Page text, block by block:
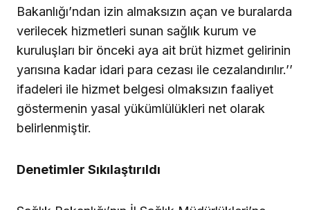
Bakanlığı’ndan izin almaksızın açan ve buralarda
verilecek hizmetleri sunan sağlık kurum ve
kuruluşları bir önceki aya ait brüt hizmet gelirinin
yarısına kadar idari para cezası ile cezalandırılır.’’
ifadeleri ile hizmet belgesi olmaksızın faaliyet
göstermenin yasal yükümlülükleri net olarak
belirlenmiştir.
Denetimler Sıkılaştırıldı